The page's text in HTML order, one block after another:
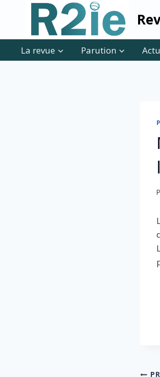
La revue Parution